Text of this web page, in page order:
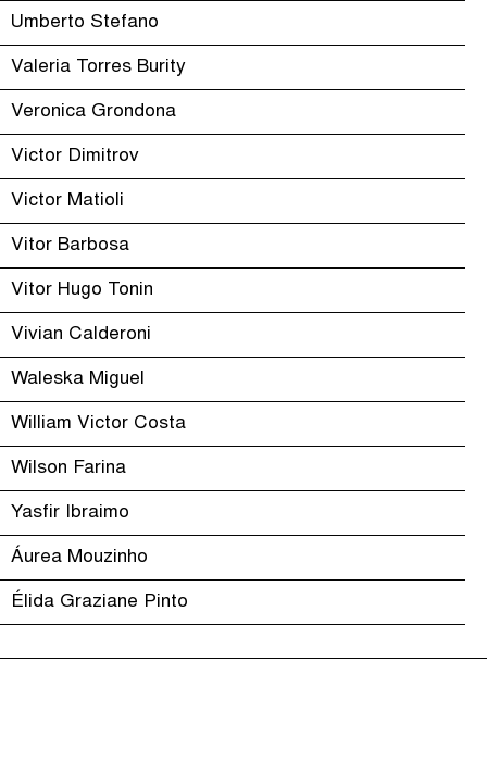
Umberto Stefano
Valeria Torres Burity
Veronica Grondona
Victor Dimitrov
Victor Matioli
Vitor Barbosa
Vitor Hugo Tonin
Vivian Calderoni
Waleska Miguel
William Victor Costa
Wilson Farina
Yasfir Ibraimo
Áurea Mouzinho
Élida Graziane Pinto